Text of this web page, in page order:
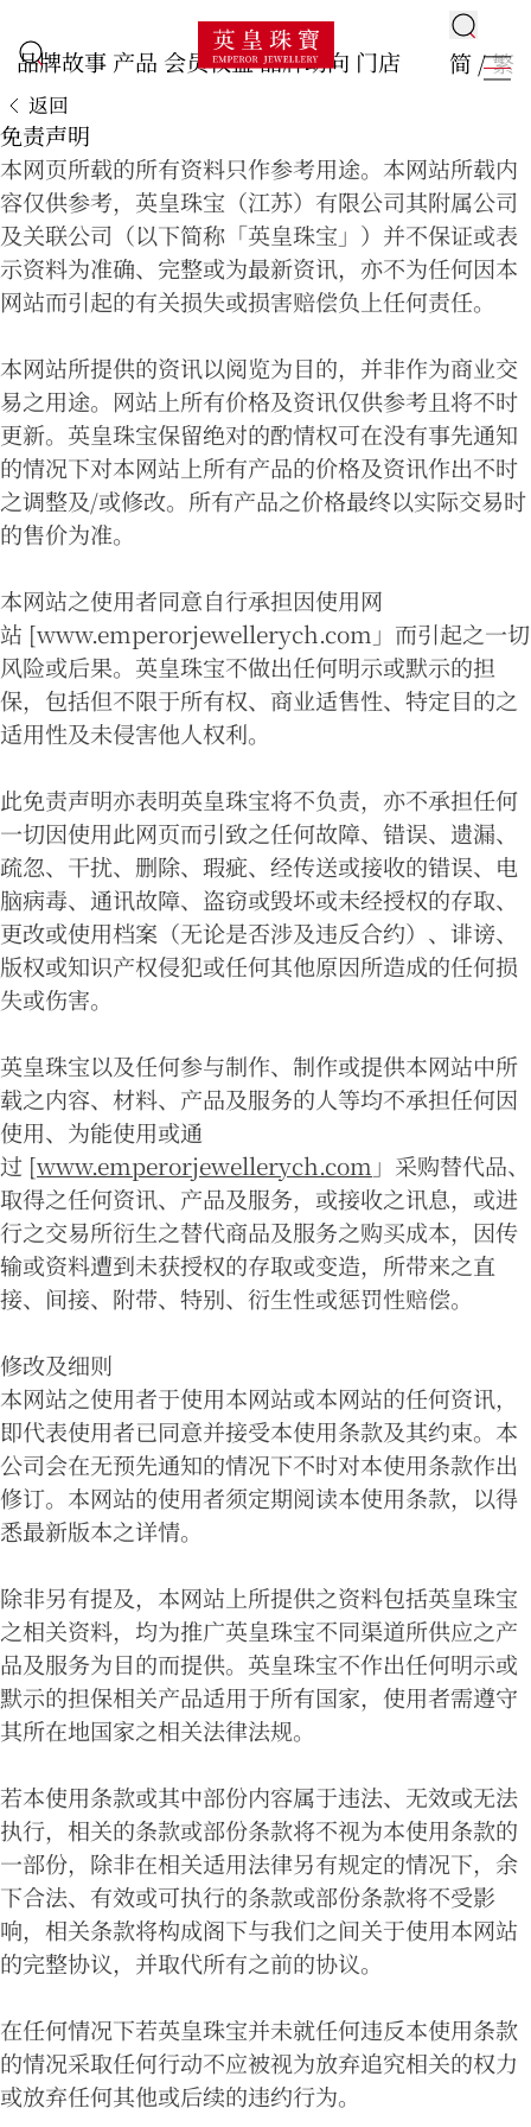
品牌故事 产品 会员权益品牌动向 门店 简 /繁
返回
免责声明
本网页所载的所有资料只作参考用途。本网站所载内
容仅供参考，英皇珠宝（江苏）有限公司其附属公司
及关联公司（以下简称「英皇珠宝」）并不保证或表
示资料为准确、完整或为最新资讯，亦不为任何因本
网站而引起的有关损失或损害赔偿负上任何责任。
本网站所提供的资讯以阅览为目的，并非作为商业交
易之用途。网站上所有价格及资讯仅供参考且将不时
更新。英皇珠宝保留绝对的酌情权可在没有事先通知
的情况下对本网站上所有产品的价格及资讯作出不时
之调整及/或修改。所有产品之价格最终以实际交易时
的售价为准。
本网站之使用者同意自行承担因使用网
站 [www.emperorjewellerych.com」而引起之一切
风险或后果。英皇珠宝不做出任何明示或默示的担
保，包括但不限于所有权、商业适售性、特定目的之
适用性及未侵害他人权利。
此免责声明亦表明英皇珠宝将不负责，亦不承担任何
一切因使用此网页而引致之任何故障、错误、遗漏、
疏忽、干扰、删除、瑕疵、经传送或接收的错误、电
脑病毒、通讯故障、盗窃或毁坏或未经授权的存取、
更改或使用档案（无论是否涉及违反合约）、诽谤、
版权或知识产权侵犯或任何其他原因所造成的任何损
失或伤害。
英皇珠宝以及任何参与制作、制作或提供本网站中所
载之内容、材料、产品及服务的人等均不承担任何因
使用、为能使用或通
过 [www.emperorjewellerych.com 」采购替代品、
取得之任何资讯、产品及服务，或接收之讯息，或进
行之交易所衍生之替代商品及服务之购买成本，因传
输或资料遭到未获授权的存取或变造，所带来之直
接、间接、附带、特别、衍生性或惩罚性赔偿。
修改及细则
本网站之使用者于使用本网站或本网站的任何资讯，
即代表使用者已同意并接受本使用条款及其约束。本
公司会在无预先通知的情况下不时对本使用条款作出
修订。本网站的使用者须定期阅读本使用条款，以得
悉最新版本之详情。
除非另有提及，本网站上所提供之资料包括英皇珠宝
之相关资料，均为推广英皇珠宝不同渠道所供应之产
品及服务为目的而提供。英皇珠宝不作出任何明示或
默示的担保相关产品适用于所有国家，使用者需遵守
其所在地国家之相关法律法规。
若本使用条款或其中部份内容属于违法、无效或无法
执行，相关的条款或部份条款将不视为本使用条款的
一部份，除非在相关适用法律另有规定的情况下，余
下合法、有效或可执行的条款或部份条款将不受影
响，相关条款将构成阁下与我们之间关于使用本网站
的完整协议，并取代所有之前的协议。
在任何情况下若英皇珠宝并未就任何违反本使用条款
的情况采取任何行动不应被视为放弃追究相关的权力
或放弃任何其他或后续的违约行为。